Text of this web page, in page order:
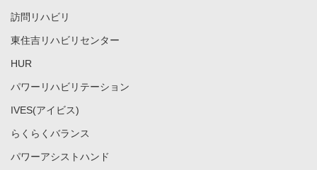
訪問リハビリ
東住吉リハビリセンター
HUR
パワーリハビリテーション
IVES(アイビス)
らくらくバランス
パワーアシストハンド